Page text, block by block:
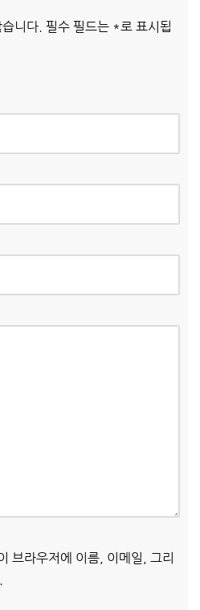
니다. 필수 필드는 * 로 표시됩
브라우저에 이름, 이메일, 그리